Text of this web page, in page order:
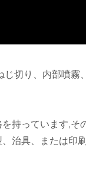
切り、内部噴
持っています,
治具、または印